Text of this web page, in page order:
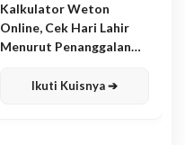
Kalkulator Weton
Online, Cek Hari Lahir
Menurut Penanggalan
Ikuti Kuisnya ➔